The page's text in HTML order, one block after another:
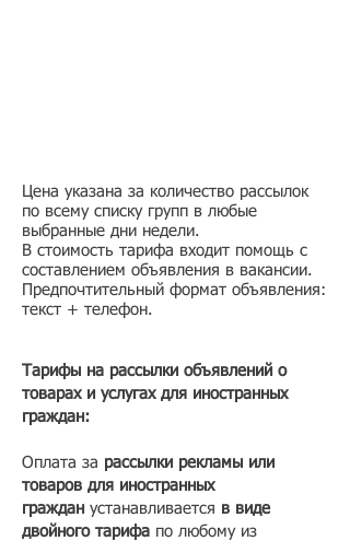
Цена указана за количество рассылок
по всему списку групп в любые
выбранные дни недели.
В стоимость тарифа входит помощь с
составлением объявления в вакансии.
Предпочтительный формат объявления:
текст + телефон.
Тарифы на рассылки объявлений о
товарах и услугах для иностранных
граждан:
Оплата за рассылки рекламы или
товаров для иностранных
граждан устанавливается в виде
двойного тарифа по любому из